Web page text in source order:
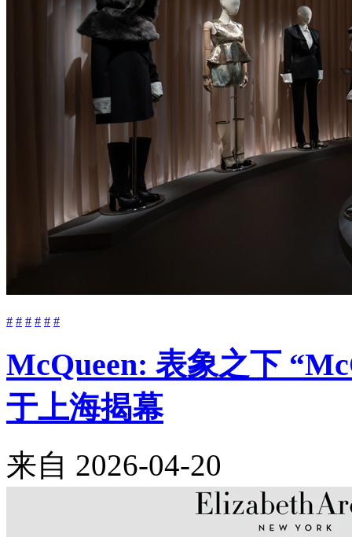
# # # # # #
McQueen: 表象之下
于上海揭幕
来自 2026-04-20